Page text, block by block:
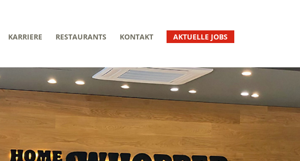
KARRIERE RESTAURANTS KONTAKT AKTUELLE JOBS